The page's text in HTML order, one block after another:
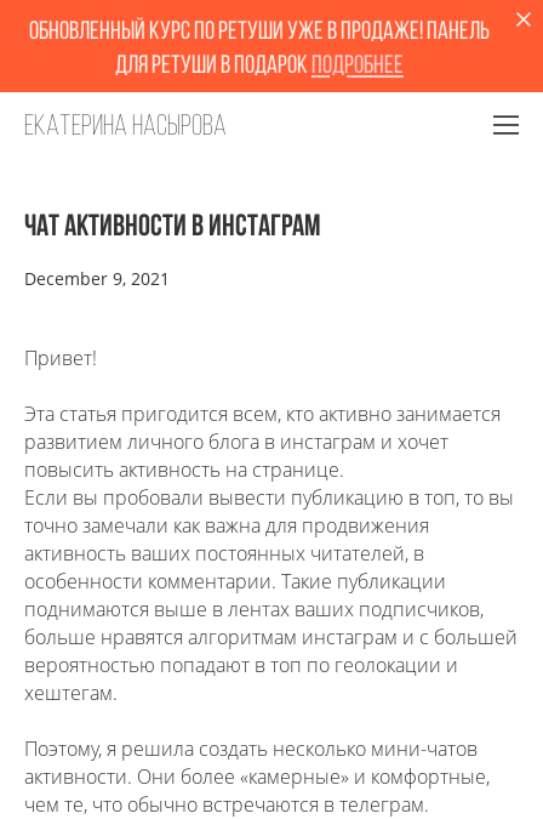
обновленный курс по ретуши уже в продаже! Панель
для ретуши в подарок Подробнее
Екатерина Насырова
Чат активности в инстаграм
December 9, 2021
Привет!
Эта статья пригодится всем, кто активно занимается
развитием личного блога в инстаграм и хочет
повысить активность на странице.
Если вы пробовали вывести публикацию в топ, то вы
точно замечали как важна для продвижения
активность ваших постоянных читателей, в
особенности комментарии. Такие публикации
поднимаются выше в лентах ваших подписчиков,
больше нравятся алгоритмам инстаграм и с большей
вероятностью попадают в топ по геолокации и
хештегам.
Поэтому, я решила создать несколько мини-чатов
активности. Они более «камерные» и комфортные,
чем те, что обычно встречаются в телеграм.